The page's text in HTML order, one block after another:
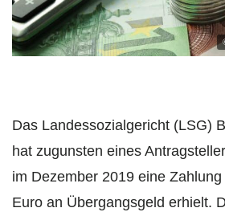
Das Landessozialgericht (LSG)
hat zugunsten eines
im Dezember 2019 eine
Euro an Übergangsgeld erhielt.